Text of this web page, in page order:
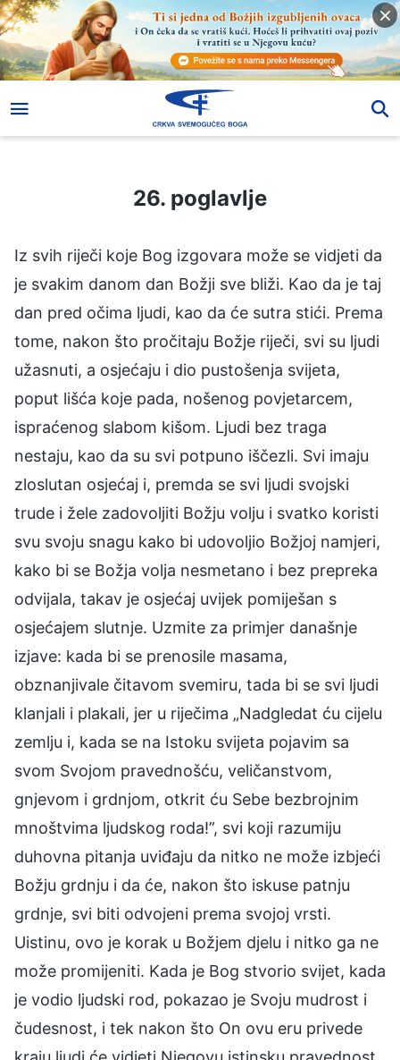
26. poglavlje
Iz svih riječi koje Bog izgovara može se vidjeti da
je svakim danom dan Božji sve bliži. Kao da je taj
dan pred očima ljudi, kao da će sutra stići. Prema
tome, nakon što pročitaju Božje riječi, svi su ljudi
užasnuti, a osjećaju i dio pustošenja svijeta,
poput lišća koje pada, nošenog povjetarcem,
ispraćenog slabom kišom. Ljudi bez traga
nestaju, kao da su svi potpuno iščezli. Svi imaju
zloslutan osjećaj i, premda se svi ljudi svojski
trude i žele zadovoljiti Božju volju i svatko koristi
svu svoju snagu kako bi udovoljio Božjoj namjeri,
kako bi se Božja volja nesmetano i bez prepreka
odvijala, takav je osjećaj uvijek pomiješan s
osjećajem slutnje. Uzmite za primjer današnje
izjave: kada bi se prenosile masama,
obznanjivale čitavom svemiru, tada bi se svi ljudi
klanjali i plakali, jer u riječima „Nadgledat ću cijelu
zemlju i, kada se na Istoku svijeta pojavim sa
svom Svojom pravednošću, veličanstvom,
gnjevom i grdnjom, otkrit ću Sebe bezbrojnim
mnoštvima ljudskog roda!”, svi koji razumiju
duhovna pitanja uviđaju da nitko ne može izbjeći
Božju grdnju i da će, nakon što iskuse patnju
grdnje, svi biti odvojeni prema svojoj vrsti.
Uistinu, ovo je korak u Božjem djelu i nitko ga ne
može promijeniti. Kada je Bog stvorio svijet, kada
je vodio ljudski rod, pokazao je Svoju mudrost i
čudesnost, i tek nakon što On ovu eru privede